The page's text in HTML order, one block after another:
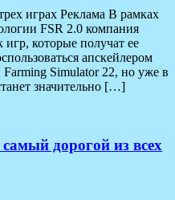
играх Реклама В рамках
FSR 2.0 компания
которые получат ее
апскейлером
Simulator 22, но уже в
значительно […]
дорогой из всех